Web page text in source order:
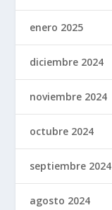
enero 2025
diciembre 2024
noviembre 2024
octubre 2024
septiembre 2024
agosto 2024